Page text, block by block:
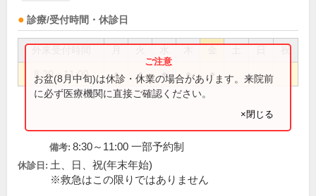
診療/受付時間・休診日
祝
8:30～11:00 ● ● ● ● ●
お盆(8月中旬)は休診・休業の場合があります。来院前
に必ず医療機関に直接ご確認ください。
×閉じる
備考: 8:30～11:00 一部予約制
休診日: 土、日、祝(年末年始)
※救急はこの限りではありません